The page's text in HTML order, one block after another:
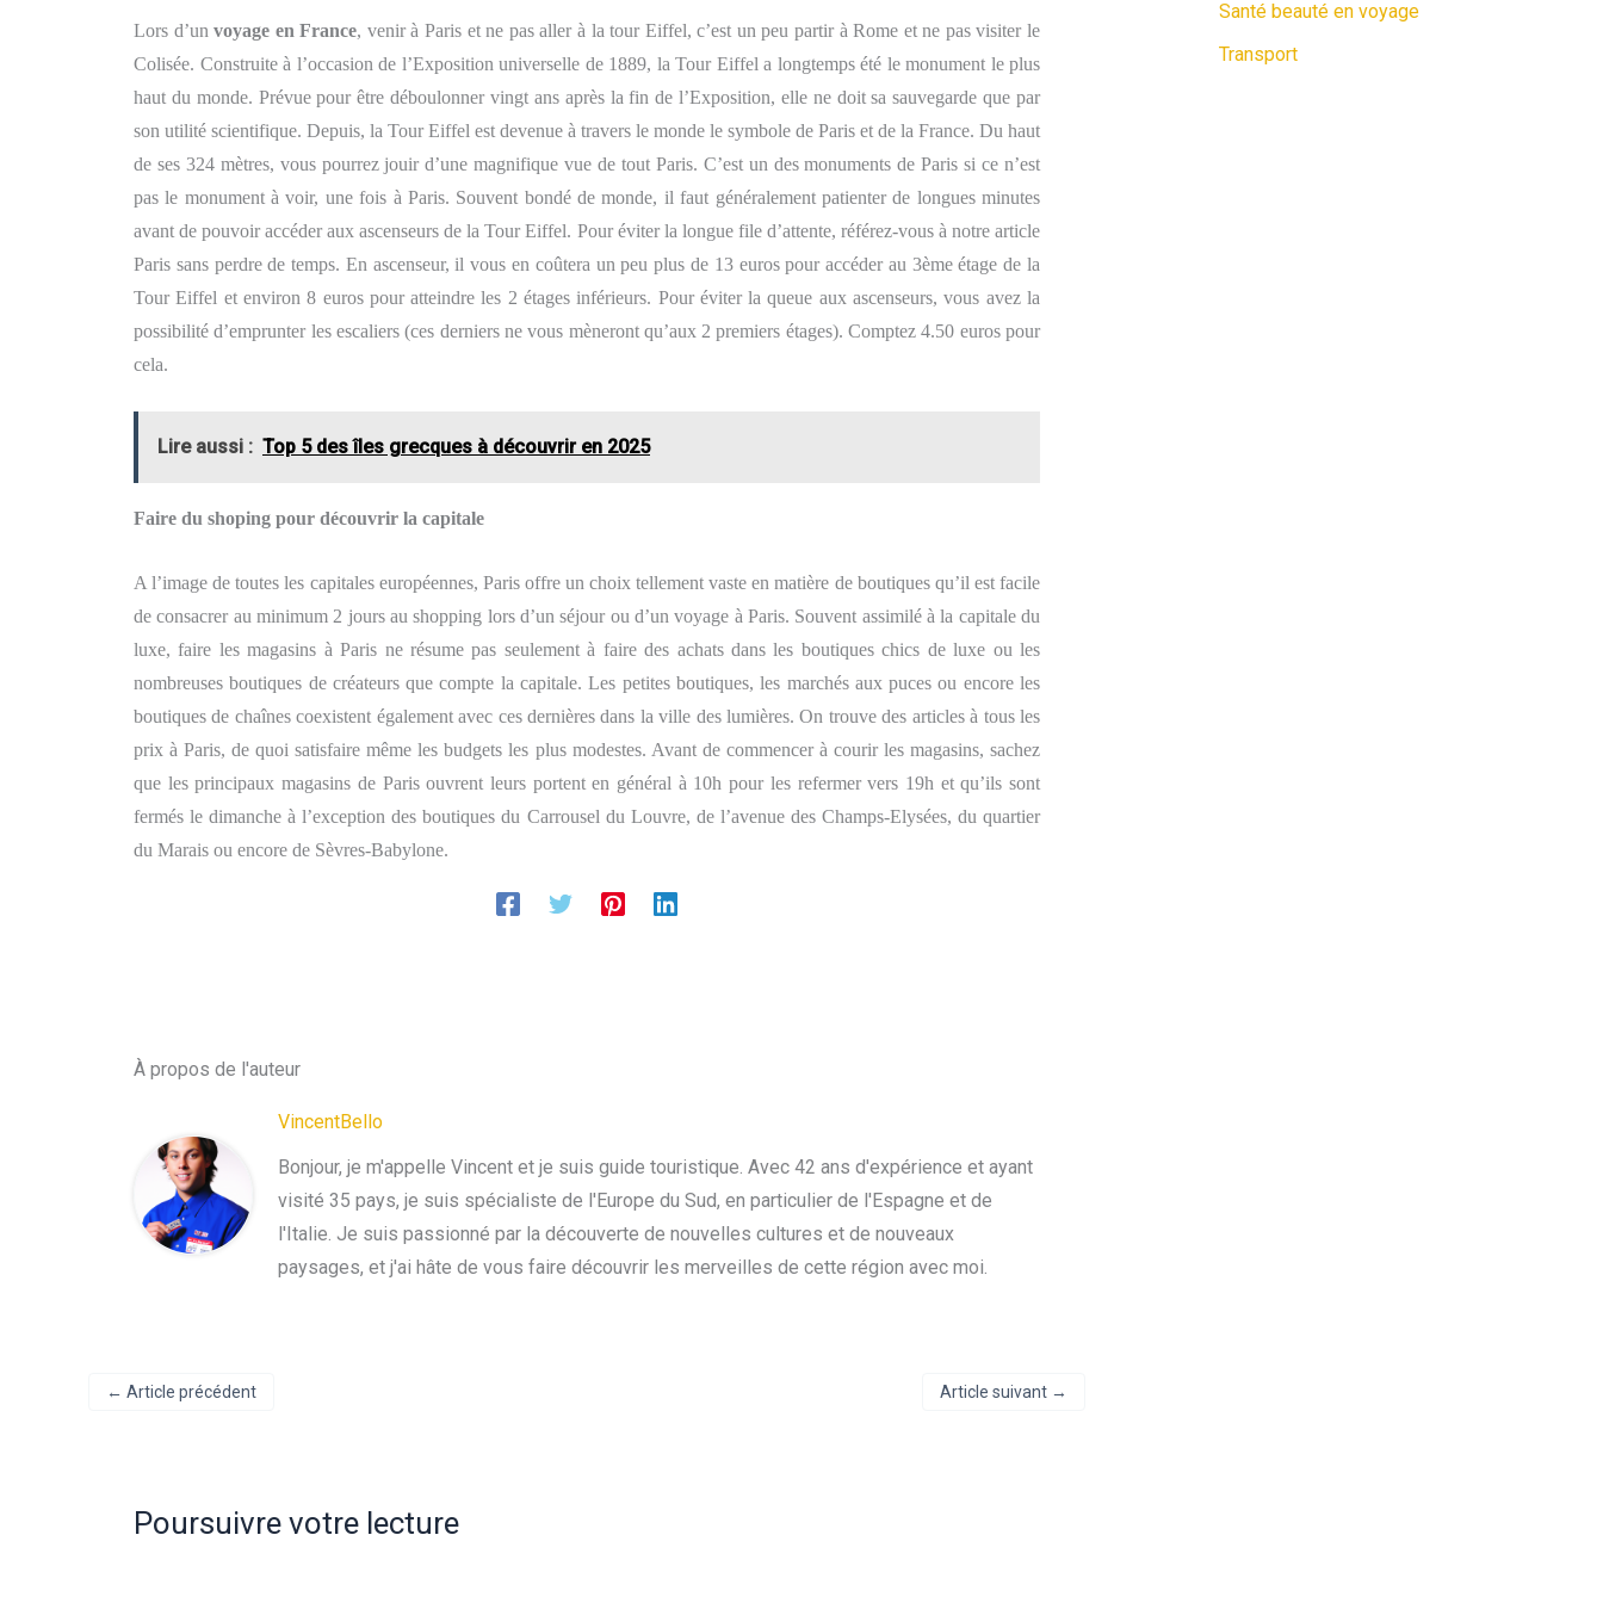
Lors d’unvoyage en France, venir à Paris et ne pas aller à la tour Eiffel, c’est un peu partir à Rome et ne pas visiter le
Colisée. Construite à l’occasion de l’Exposition universelle de 1889, la Tour Eiffel a longtemps été le monument le plus
haut du monde. Prévue pour être déboulonner vingt ans après la fin de l’Exposition, elle ne doit sa sauvegarde que par
son utilité scientifique. Depuis, la Tour Eiffel est devenue à travers le monde le symbole de Paris et de la France. Du haut
de ses 324 mètres, vous pourrez jouir d’une magnifique vue de tout Paris. C’est un des monuments de Paris si ce n’est
pas le monument à voir, une fois à Paris. Souvent bondé de monde, il faut généralement patienter de longues minutes
avant de pouvoir accéder aux ascenseurs de la Tour Eiffel. Pour éviter la longue file d’attente, référez-vous à notre article
Paris sans perdre de temps. En ascenseur, il vous en coûtera un peu plus de 13 euros pour accéder au 3ème étage de la
Tour Eiffel et environ 8 euros pour atteindre les 2 étages inférieurs. Pour éviter la queue aux ascenseurs, vous avez la
possibilité d’emprunter les escaliers (ces derniers ne vous mèneront qu’aux 2 premiers étages). Comptez 4.50 euros pour
cela.
Lire aussi : Top 5 des îles grecques à découvrir en 2025
Faire du shoping pour découvrir la capitale
A l’image de toutes les capitales européennes, Paris offre un choix tellement vaste en matière de boutiques qu’il est facile
de consacrer au minimum 2 jours au shopping lors d’un séjour ou d’un voyage à Paris. Souvent assimilé à la capitale du
luxe, faire les magasins à Paris ne résume pas seulement à faire des achats dans les boutiques chics de luxe ou les
nombreuses boutiques de créateurs que compte la capitale. Les petites boutiques, les marchés aux puces ou encore les
boutiques de chaînes coexistent également avec ces dernières dans la ville des lumières. On trouve des articles à tous les
prix à Paris, de quoi satisfaire même les budgets les plus modestes. Avant de commencer à courir les magasins, sachez
que les principaux magasins de Paris ouvrent leurs portent en général à 10h pour les refermer vers 19h et qu’ils sont
fermés le dimanche à l’exception des boutiques du Carrousel du Louvre, de l’avenue des Champs-Elysées, du quartier
du Marais ou encore de Sèvres-Babylone.
À propos de l'auteur
VincentBello
Bonjour, je m'appelle Vincent et je suis guide touristique. Avec 42 ans d'expérience et ayant
visité 35 pays, je suis spécialiste de l'Europe du Sud, en particulier de l'Espagne et de
l'Italie. Je suis passionné par la découverte de nouvelles cultures et de nouveaux
paysages, et j'ai hâte de vous faire découvrir les merveilles de cette région avec moi.
← Article précédent Article suivant →
Poursuivre votre lecture
Santé beauté en voyage
Transport